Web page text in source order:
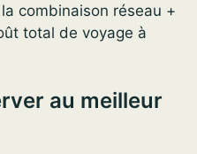
la combinaison réseau +
total de voyage à
au meilleur